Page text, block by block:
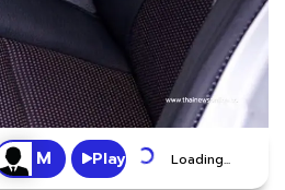
Play Loading...